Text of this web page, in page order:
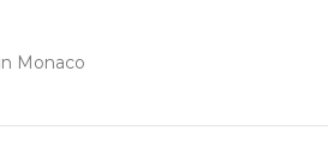
Monaco